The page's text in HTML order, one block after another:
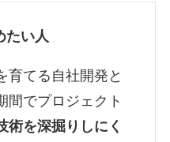
たい人
育てる自社開発と
間でプロジェクト
術を深掘りしにく